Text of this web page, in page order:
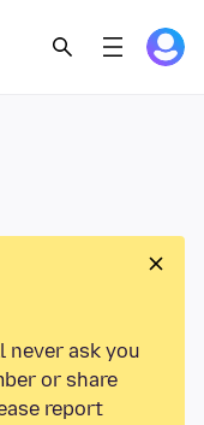
never ask you
or share
report